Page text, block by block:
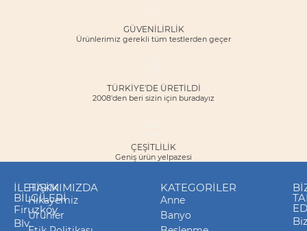
GÜVENILIRLIK
Ürünlerimiz gerekli tüm testlerden geçer
TÜRKİYE'DE ÜRETİLDİ
2008'den beri sizin için buradayız
ÇEŞITLILIK
Geniş ürün yelpazesi
İLETIŞIM
BILGILERI
Firuzköy
Blv.
HAKKIMIZDA
Hikayemiz
Ürünler
KATEGORILER
Anne
Banyo